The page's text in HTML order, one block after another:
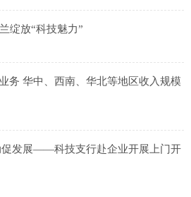
绽放“科技魅力”
务 华中、西南、华北等地区收入规模
促发展——科技支行赴企业开展上门开